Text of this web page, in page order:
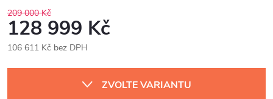
209 000 Kč
128 999 Kč
106 611 Kč bez DPH
cena:
ZVOLTE VARIANTU